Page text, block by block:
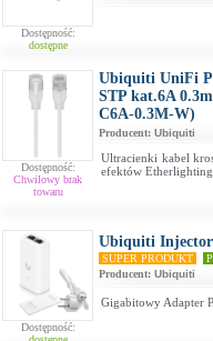
Dostępność:
dostępne
Dostępność:
Chwilowy brak
towaru
Ubiquiti UniFi
STP kat.6A
C6A-0.3M-W)
Producent: Ubiquiti
Ultracienki kabel
efektów
Dostępność:
Ubiquiti Injector
SUPER PRODUKT
Producent: Ubiquiti
Gigabitowy Adapter